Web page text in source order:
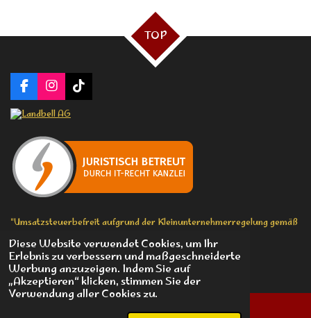
Diese Website verwendet Cookies, um Ihr
Erlebnis zu verbessern und maßgeschneiderte
Werbung anzuzeigen. Indem Sie auf
„Akzeptieren“ klicken, stimmen Sie der
Verwendung aller Cookies zu.
TOP
F
a
c
b
o
I
n
s
a
r
a
m
T
i
o
"Umsatzsteuerbefreit aufgrund der Kleinunternehmerregelung gemäß
§ 19 UStG."
© 2026 Boom Chicka Boom St.Pauli - Michael Westphal
Mit Unterstützung vonWebador